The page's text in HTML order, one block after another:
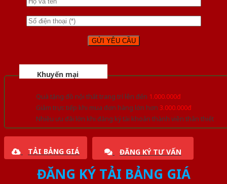
Khuyến mại
Quà tặng đồ nội thất trang trí lên đến 1.000.000đ
Giảm trực tiếp khi mua đơn hàng lớn hơn 3.000.000đ
Nhiều ưu đãi lớn khi đăng ký tài khoản thành viên thân thiết
TẢI BẢNG GIÁ ĐĂNG KÝ TƯ VẤN
ĐĂNG KÝ TẢI BẢNG GIÁ